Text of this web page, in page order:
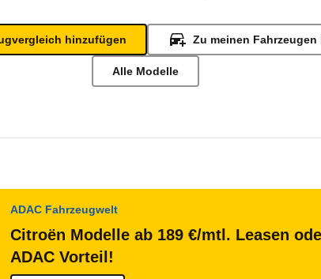
hinzufügen Zu meinen
Alle Modelle
ADAC Fahrzeugwelt
Citroën Modelle ab 189 €/mtl. Leasen
ADAC Vorteil!